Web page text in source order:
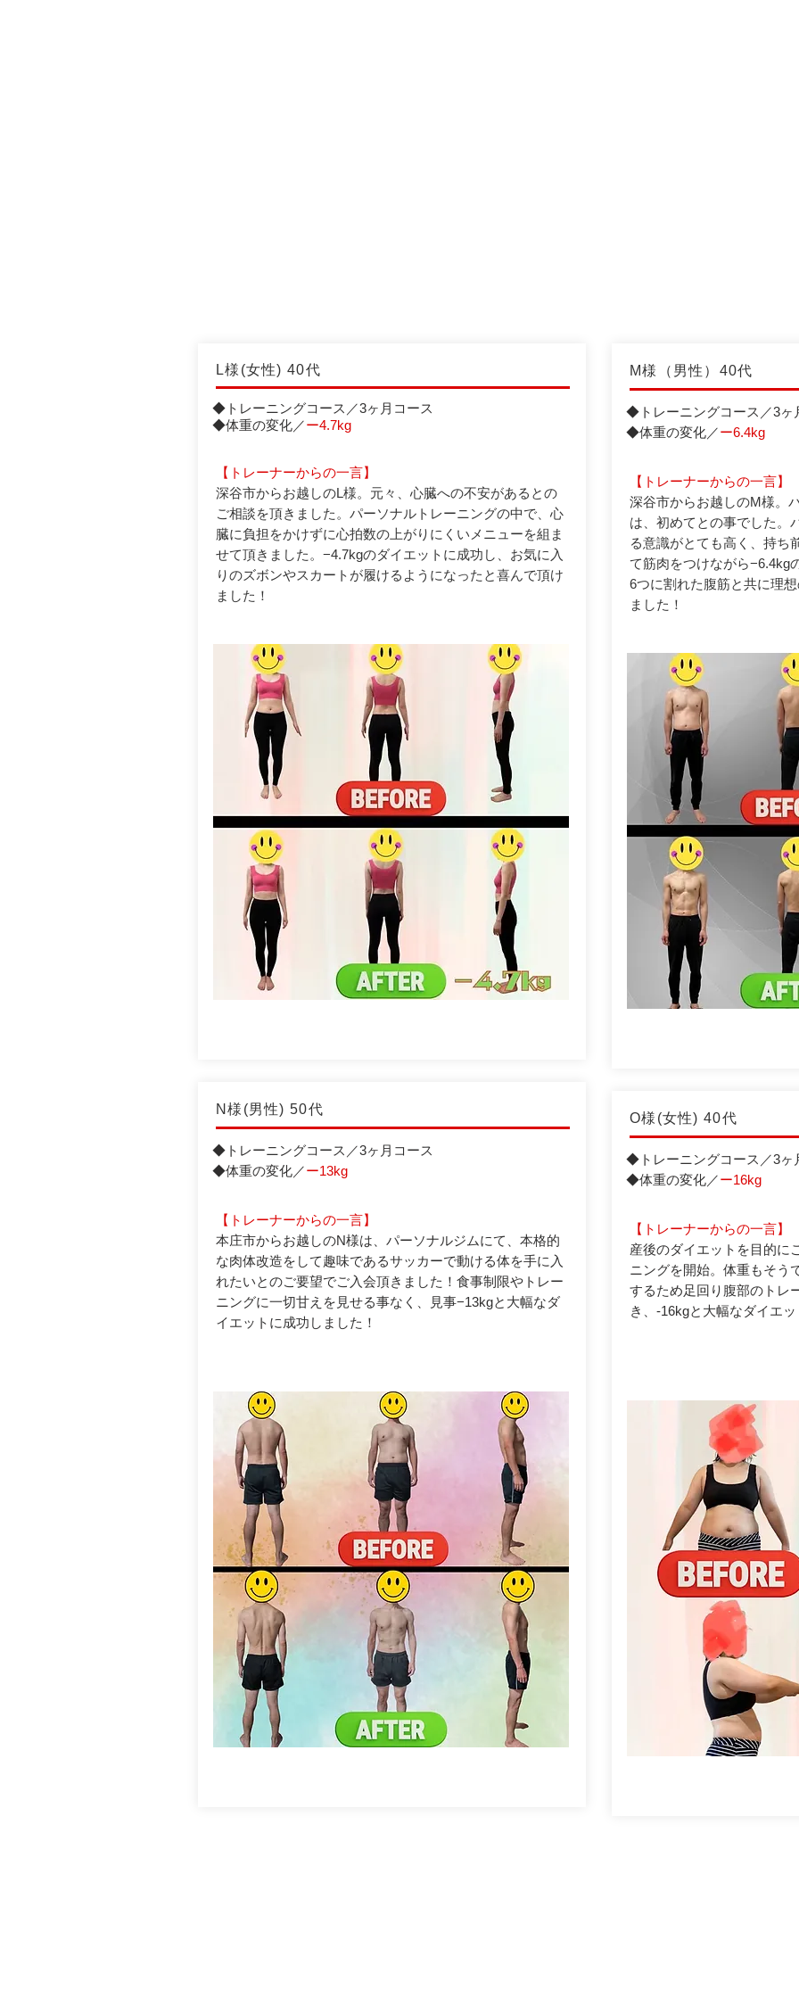
L様(女性) 40代
◆トレーニングコース／3ヶ月コース
◆体重の変化／ー4.7kg
【トレーナーからの一言】
深谷市からお越しのL様。元々、心臓への不安があるとの
ご相談を頂きました。パーソナルトレーニングの中で、心
臓に負担をかけずに心拍数の上がりにくいメニューを組ま
せて頂きました。−4.7kgのダイエットに成功し、お気に入
りのズボンやスカートが履けるようになったと喜んで頂け
ました！
N様(男性) 50代
◆トレーニングコース／3ヶ月コース
◆体重の変化／ー13kg
【トレーナーからの一言】
本庄市からお越しのN様は、パーソナルジムにて、本格的
な肉体改造をして趣味であるサッカーで動ける体を手に入
れたいとのご要望でご入会頂きました！食事制限やトレー
ニングに一切甘えを見せる事なく、見事−13kgと大幅なダ
イエットに成功しました！
M様（男性）40代
◆トレーニングコース／3ヶ
◆体重の変化／ー6.4kg
【トレーナーからの一言】
深谷市からお越しのM様。
は、初めてとの事でした。
る意識がとても高く、持ち
て筋肉をつけながら−6.4kg
6つに割れた腹筋と共に理
ました！
O様(女性) 40代
◆トレーニングコース／3ヶ
◆体重の変化／ー16kg
【トレーナーからの一言】
産後のダイエットを目的に
ニングを開始。体重もそう
するため足回り腹部のトレ
き、-16kgと大幅なダイエ